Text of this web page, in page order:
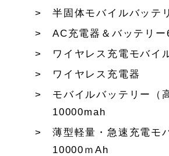
半固体モバイルバッテ
AC充電器＆バッテリ
ワイヤレス充電モバイ
ワイヤレス充電器
モバイルバッテリー（
10000mah
薄型軽量・急速充電モ
10000ｍAh